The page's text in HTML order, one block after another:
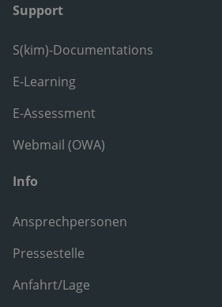
Support
S(kim)-Documentations
E-Learning
E-Assessment
Webmail (OWA)
Info
Ansprechpersonen
Pressestelle
Anfahrt/Lage